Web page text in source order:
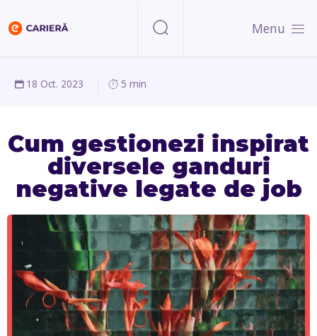
Menu
18 Oct. 2023 5 min
Cum gestionezi inspirat
diversele ganduri
negative legate de job